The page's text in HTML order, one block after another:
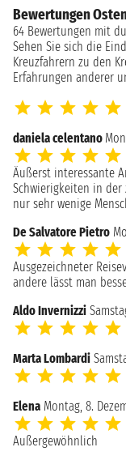
Bewertungen
64 Bewertungen mit
Sehen Sie sich die
Kreuzfahrern zu den
Erfahrungen anderer
daniela celentano
Äußerst interessante
Schwierigkeiten in der
nur sehr wenige
De Salvatore Pietro
Ausgezeichneter
andere lässt man
Aldo Invernizzi
Marta Lombardi
Elena Montag, 8.
Außergewöhnlich